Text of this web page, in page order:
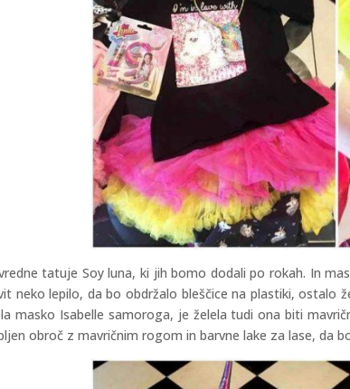
tatuje Soy luna, ki jih bomo dodali po rokah. In
neko lepilo, da bo obdržalo bleščice na plastiki, ostalo
masko Isabelle samoroga, je želela tudi ona biti
obroč z mavričnim rogom in barvne lake za lase, da